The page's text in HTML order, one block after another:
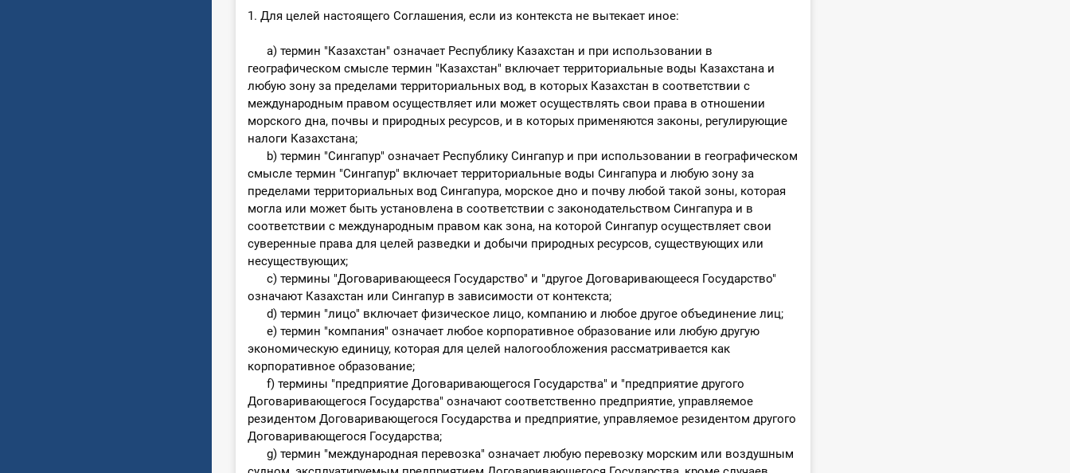
1. Для целей настоящего Соглашения, если из контекста не вытекает иное:
a) термин "Казахстан" означает Республику Казахстан и при использовании в
географическом смысле термин "Казахстан" включает территориальные воды Казахстана и
любую зону за пределами территориальных вод, в которых Казахстан в соответствии с
международным правом осуществляет или может осуществлять свои права в отношении
морского дна, почвы и природных ресурсов, и в которых применяются законы, регулирующие
налоги Казахстана;
b) термин "Сингапур" означает Республику Сингапур и при использовании в географическом
смысле термин "Сингапур" включает территориальные воды Сингапура и любую зону за
пределами территориальных вод Сингапура, морское дно и почву любой такой зоны, которая
могла или может быть установлена в соответствии с законодательством Сингапура и в
соответствии с международным правом как зона, на которой Сингапур осуществляет свои
суверенные права для целей разведки и добычи природных ресурсов, существующих или
несуществующих;
c) термины "Договаривающееся Государство" и "другое Договаривающееся Государство"
означают Казахстан или Сингапур в зависимости от контекста;
d) термин "лицо" включает физическое лицо, компанию и любое другое объединение лиц;
е) термин "компания" означает любое корпоративное образование или любую другую
экономическую единицу, которая для целей налогообложения рассматривается как
корпоративное образование;
f) термины "предприятие Договаривающегося Государства" и "предприятие другого
Договаривающегося Государства" означают соответственно предприятие, управляемое
резидентом Договаривающегося Государства и предприятие, управляемое резидентом другого
Договаривающегося Государства;
g) термин "международная перевозка" означает любую перевозку морским или воздушным